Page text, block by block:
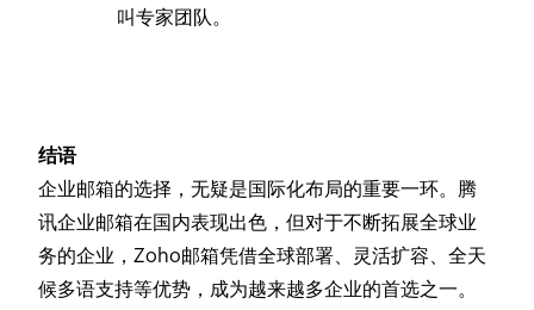
叫专家团队。
结语
企业邮箱的选择，无疑是国际化布局的重要一环。腾
讯企业邮箱在国内表现出色，但对于不断拓展全球业
务的企业，Zoho邮箱凭借全球部署、灵活扩容、全天
候多语支持等优势，成为越来越多企业的首选之一。